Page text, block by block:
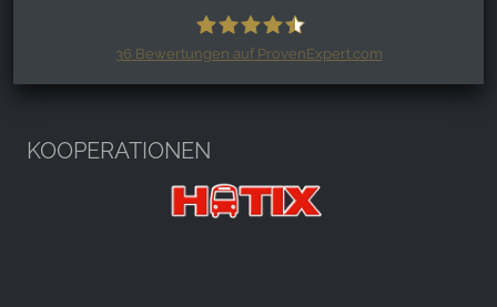
Harzspots.com - Den neuen Harz
36 Bewertungen auf ProvenExpert.com
KOOPERATIONEN